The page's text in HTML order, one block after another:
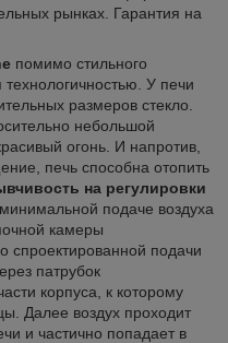
рынках. Гарантия на
помимо стильного
У печи
размеров стекло.
небольшой
огонь. И напротив,
печь способна отопить
на регулировки
подаче воздуха
камеры
спроектированной подачи
патрубок
корпуса, к которому
Далее воздух проходит
и частично попадает в